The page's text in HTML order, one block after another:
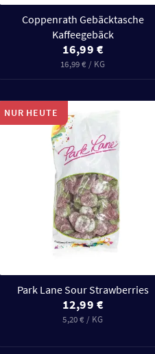
Coppenrath Gebäcktasche
Kaffeegebäck
16,99 €
16,99 € / KG
NUR HEUTE
Park Lane Sour Strawberries
12,99 €
5,20 € / KG